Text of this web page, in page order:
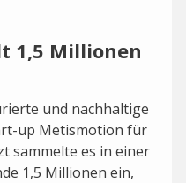
1,5 Millionen
und nachhaltige
up Metismotion für
sammelte es in einer
1,5 Millionen ein,